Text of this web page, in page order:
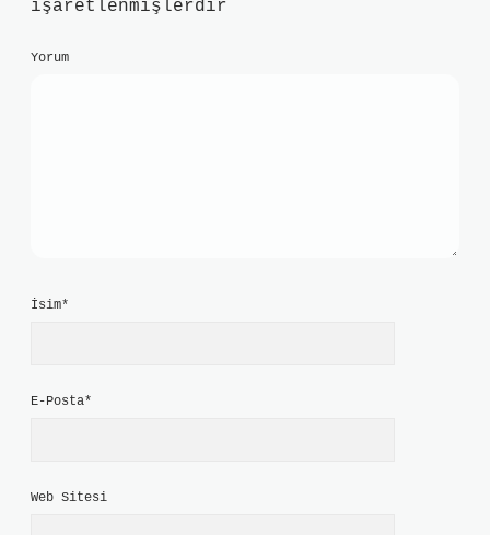
işaretlenmişlerdir
Yorum
İsim*
E-Posta*
Web Sitesi